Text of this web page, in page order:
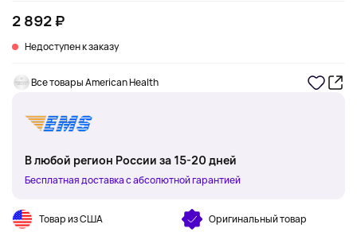
2 892 ₽
Недоступен к заказу
Все товары American Health
В любой регион России за 15-20 дней
Бесплатная доставка с абсолютной гарантией
Товар из США Оригинальный товар